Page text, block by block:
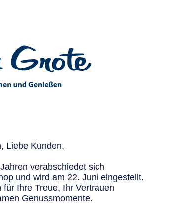
Liebe Kunden,
verabschiedet sich
und wird am 22. Juni eingestellt.
Ihre Treue, Ihr Vertrauen
Genussmomente.